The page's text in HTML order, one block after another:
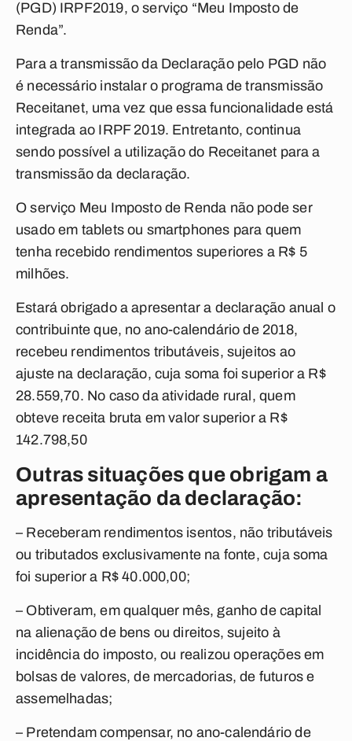
(PGD) IRPF2019, o serviço “Meu Imposto de
Renda”.
Para a transmissão da Declaração pelo PGD não
é necessário instalar o programa de transmissão
Receitanet, uma vez que essa funcionalidade está
integrada ao IRPF 2019. Entretanto, continua
sendo possível a utilização do Receitanet para a
transmissão da declaração.
O serviço Meu Imposto de Renda não pode ser
usado em tablets ou smartphones para quem
tenha recebido rendimentos superiores a R$ 5
milhões.
Estará obrigado a apresentar a declaração anual o
contribuinte que, no ano-calendário de 2018,
recebeu rendimentos tributáveis, sujeitos ao
ajuste na declaração, cuja soma foi superior a R$
28.559,70. No caso da atividade rural, quem
obteve receita bruta em valor superior a R$
142.798,50
Outras situações que obrigam a
apresentação da declaração:
– Receberam rendimentos isentos, não tributáveis
ou tributados exclusivamente na fonte, cuja soma
foi superior a R$ 40.000,00;
– Obtiveram, em qualquer mês, ganho de capital
na alienação de bens ou direitos, sujeito à
incidência do imposto, ou realizou operações em
bolsas de valores, de mercadorias, de futuros e
assemelhadas;
– Pretendam compensar, no ano-calendário de